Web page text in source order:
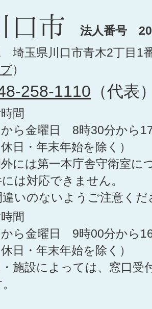
法人番号
埼玉県川口市青木2丁目1
）
258-1110 （代表
間
から金曜日 8時30分から
休日・年末年始を除く）
には第一本庁舎守衛室に
は対応できません。
いのないようご注意くだ
間
から金曜日 9時00分から
休日・年末年始を除く）
施設によっては、窓口受